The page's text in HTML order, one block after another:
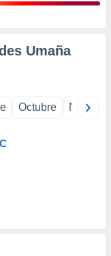
Umaña
Octubre